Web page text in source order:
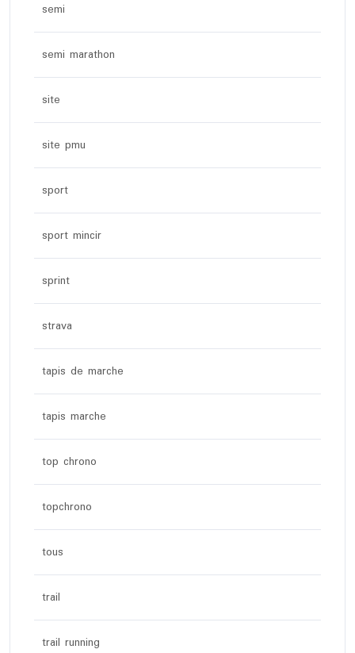
semi
semi marathon
site
site pmu
sport
sport mincir
sprint
strava
tapis de marche
tapis marche
top chrono
topchrono
tous
trail
trail running